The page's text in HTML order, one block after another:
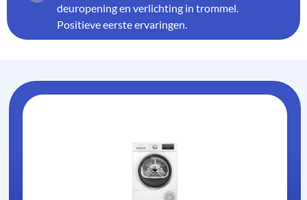
deuropening en verlichting in trommel.
Positieve eerste ervaringen.